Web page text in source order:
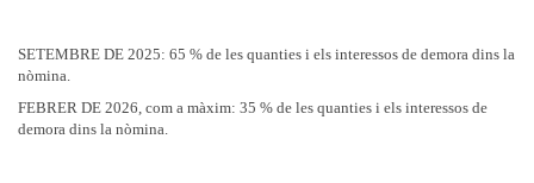
SETEMBRE DE 2025: 65 % de les quanties i els interessos de demora dins la
nòmina.
FEBRER DE 2026, com a màxim: 35 % de les quanties i els interessos de
demora dins la nòmina.